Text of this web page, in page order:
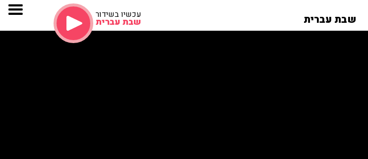
שבת עברית עכשיו בשידור
שבת עברית